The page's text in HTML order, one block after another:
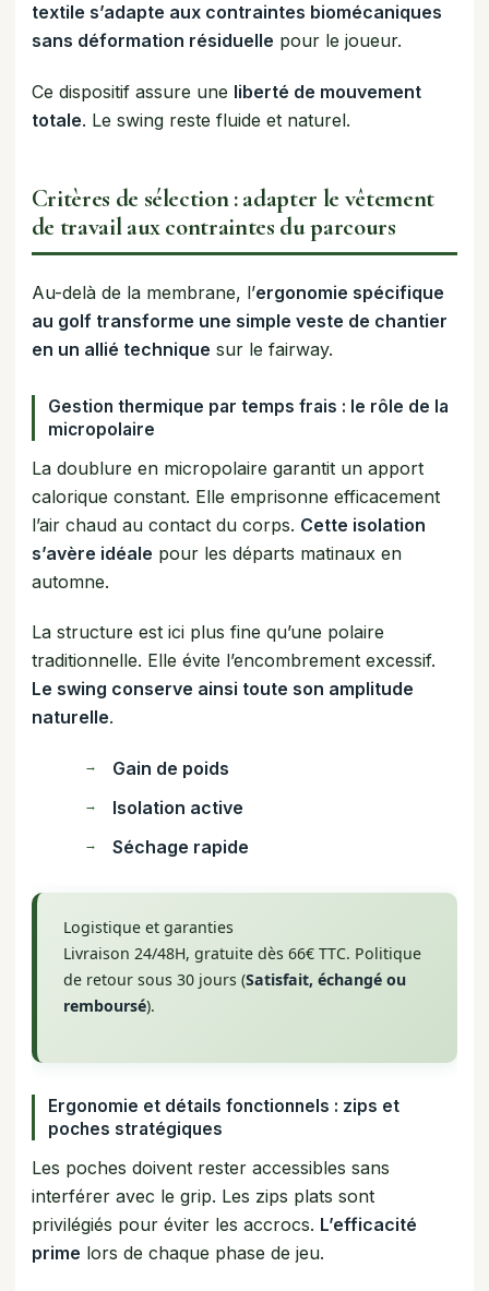
textile s’adapte aux contraintes biomécaniques
sans déformation résiduelle pour le joueur.
Ce dispositif assure une liberté de mouvement
totale. Le swing reste fluide et naturel.
Critères de sélection : adapter le vêtement
de travail aux contraintes du parcours
Au-delà de la membrane, l’ergonomie spécifique
au golf transforme une simple veste de chantier
en un allié technique sur le fairway.
Gestion thermique par temps frais : le rôle de la
micropolaire
La doublure en micropolaire garantit un apport
calorique constant. Elle emprisonne efficacement
l’air chaud au contact du corps. Cette isolation
s’avère idéale pour les départs matinaux en
automne.
La structure est ici plus fine qu’une polaire
traditionnelle. Elle évite l’encombrement excessif.
Le swing conserve ainsi toute son amplitude
naturelle.
Gain de poids
Isolation active
Séchage rapide
Logistique et garanties
Livraison 24/48H, gratuite dès 66€ TTC. Politique
de retour sous 30 jours (Satisfait, échangé ou
remboursé).
Ergonomie et détails fonctionnels : zips et
poches stratégiques
Les poches doivent rester accessibles sans
interférer avec le grip. Les zips plats sont
privilégiés pour éviter les accrocs. L’efficacité
prime lors de chaque phase de jeu.